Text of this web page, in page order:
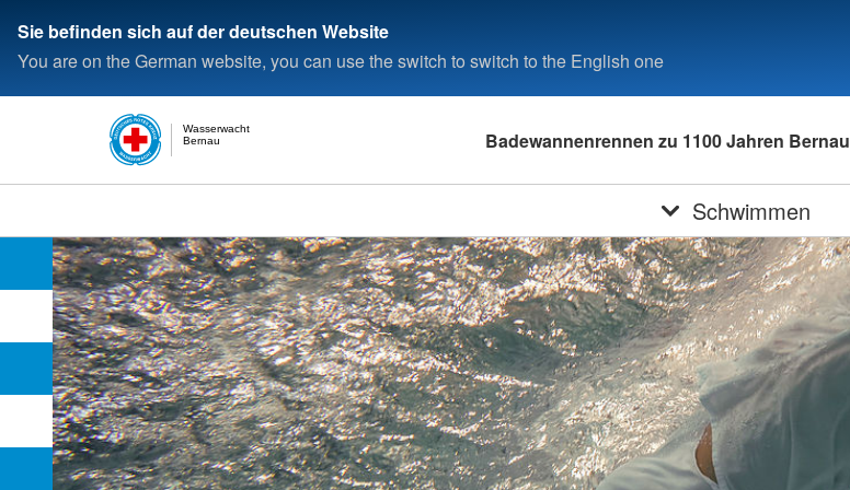
Sie befinden sich auf der deutschen Website
You are on the German website, you can use the switch to switch to the English one
Bernau
Wasserwacht Badewannenrennen zu 1100 Jahren Bernau
Schwimmen